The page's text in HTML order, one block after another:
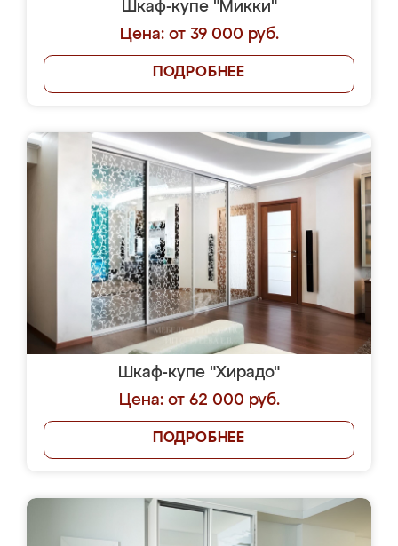
Шкаф-купе "Микки"
Цена: от 39 000 руб.
ПОДРОБНЕЕ
Шкаф-купе "Хирадо"
Цена: от 62 000 руб.
ПОДРОБНЕЕ